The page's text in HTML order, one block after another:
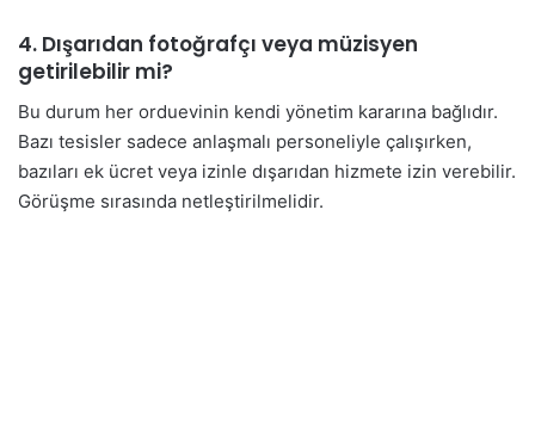
4. Dışarıdan fotoğrafçı veya müzisyen
getirilebilir mi?
Bu durum her orduevinin kendi yönetim kararına bağlıdır.
Bazı tesisler sadece anlaşmalı personeliyle çalışırken,
bazıları ek ücret veya izinle dışarıdan hizmete izin verebilir.
Görüşme sırasında netleştirilmelidir.